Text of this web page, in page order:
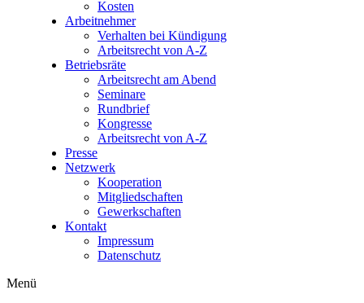
Kosten
Arbeitnehmer
Verhalten bei Kündigung
Arbeitsrecht von A-Z
Betriebsräte
Arbeitsrecht am Abend
Seminare
Rundbrief
Kongresse
Arbeitsrecht von A-Z
Presse
Netzwerk
Kooperation
Mitgliedschaften
Gewerkschaften
Kontakt
Impressum
Datenschutz
Menü